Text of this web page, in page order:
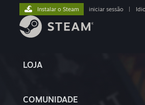
LOJA
COMUNIDADE
Instalar o Steam iniciar sessão